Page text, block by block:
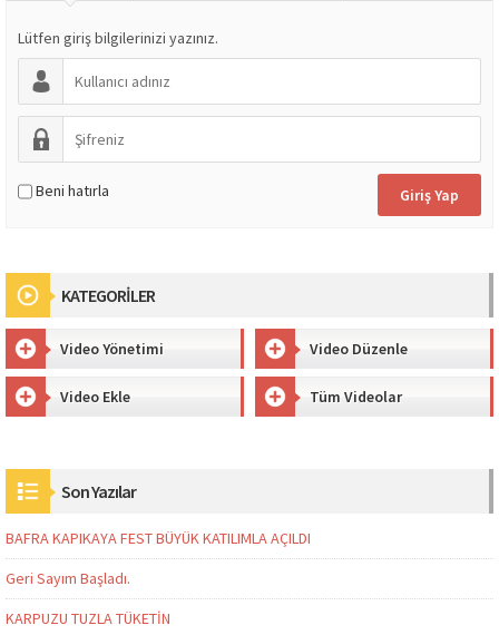
Lütfen giriş bilgilerinizi yazınız.
Beni hatırla
KATEGORİLER
Video Yönetimi Video Düzenle
Video Ekle Tüm Videolar
Son Yazılar
BAFRA KAPIKAYA FEST BÜYÜK KATILIMLA AÇILDI
Geri Sayım Başladı.
KARPUZU TUZLA TÜKETİN